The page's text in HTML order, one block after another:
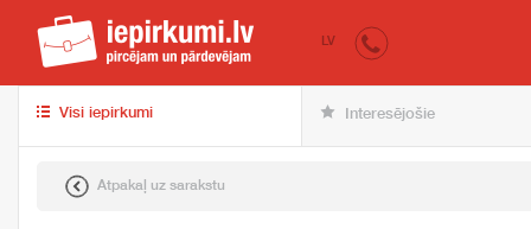
iepirkumi.lv
LV
Visi iepirkumi Interesējošie
Atpakaļ uz sarakstu